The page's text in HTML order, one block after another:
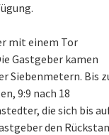
mit einem Tor
Gastgeber kamen
Siebenmetern. Bis
9:9 nach 18
die sich bis
den